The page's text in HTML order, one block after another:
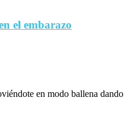
el embarazo
en modo ballena dando